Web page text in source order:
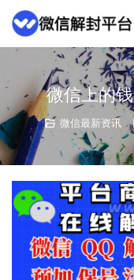
微信上的
微信最新资讯